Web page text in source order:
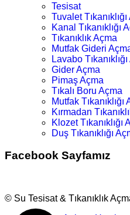
Tesisat
Tuvalet
Kanal Tıkanıklığı
Tıkanıklık Açma
Mutfak Gideri
Lavabo
Gider Açma
Pimaş Açma
Tıkalı Boru Açma
Mutfak Tıkanıklığı
Kırmadan
Klozet Tıkanıklığı
Duş Tıkanıklığı
Facebook Sayfamız
© Su Tesisat & Tıkanıklık